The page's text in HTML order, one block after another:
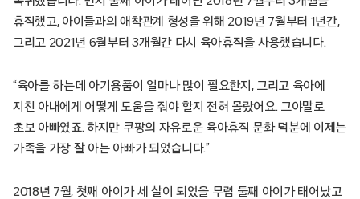
휴직했고, 아이들과의 애착관계 형성을 위해 2019년 7월부터 1년간,
그리고 2021년 6월부터 3개월간 다시 육아휴직을 사용했습니다.
“육아를 하는데 아기용품이 얼마나 많이 필요한지, 그리고 육아에
지친 아내에게 어떻게 도움을 줘야 할지 전혀 몰랐어요. 그야말로
초보 아빠였죠. 하지만 쿠팡의 자유로운 육아휴직 문화 덕분에 이제는
가족을 가장 잘 아는 아빠가 되었습니다.”
2018년 7월, 첫째 아이가 세 살이 되었을 무렵 둘째 아이가 태어났고